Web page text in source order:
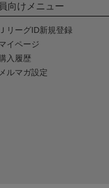
向けメニュー
ＪリーグID新規登録
イページ
購入履歴
メルマガ設定